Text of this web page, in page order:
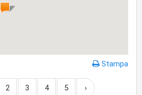
Stampa
2 3 4 5 ›